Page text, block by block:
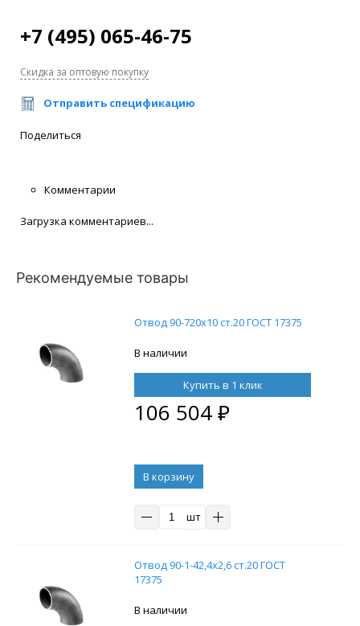
+7 (495) 065-46-75
Скидка за оптовую покупку
Отправить спецификацию
Поделиться
Комментарии
Загрузка комментариев...
Рекомендуемые товары
Отвод 90-720х10 ст.20 ГОСТ 17375
В наличии
Купить в 1 клик
106 504₽
В корзину
шт
Отвод 90-1-42,4х2,6 ст.20 ГОСТ
17375
В наличии